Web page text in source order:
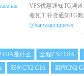
VPS优惠通知TG频道
搬瓦工补货通知TG频
@banwagongnews
GIA是什么 全程CN2 GIA
双向CN2 GIA 回程CN2